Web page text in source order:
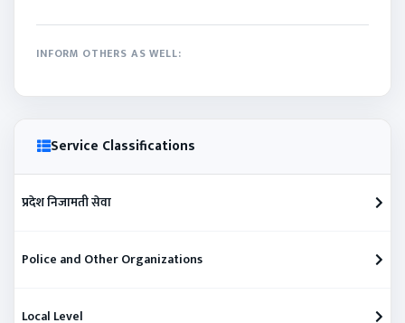
INFORM OTHERS AS WELL:
Service Classifications
प्रदेश निजामती सेवा
Police and Other Organizations
Local Level